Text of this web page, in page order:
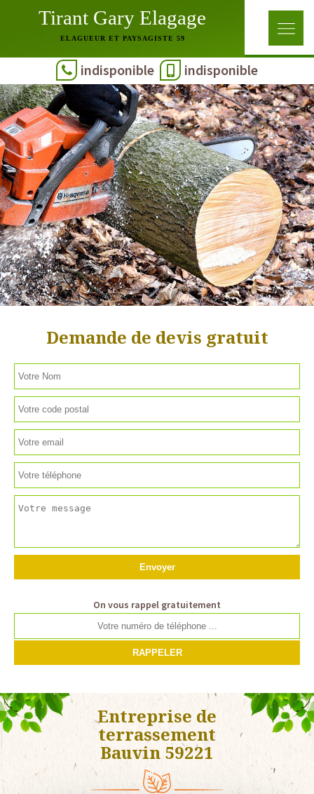
Tirant Gary Elagage
ELAGUEUR ET PAYSAGISTE 59
indisponible indisponible
Demande de devis gratuit
On vous rappel gratuitement
Entreprise de
terrassement
Bauvin 59221